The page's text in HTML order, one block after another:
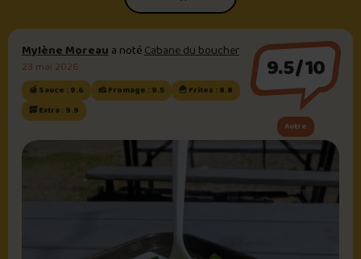
Mylène Moreaua notéCabane du boucher
23 mai 2026
🍯 Sauce : 9.6 🧀 Fromage : 9.5
🍟 Frites : 8.8
🥓 Extra : 9.9
9.5/10
Autre